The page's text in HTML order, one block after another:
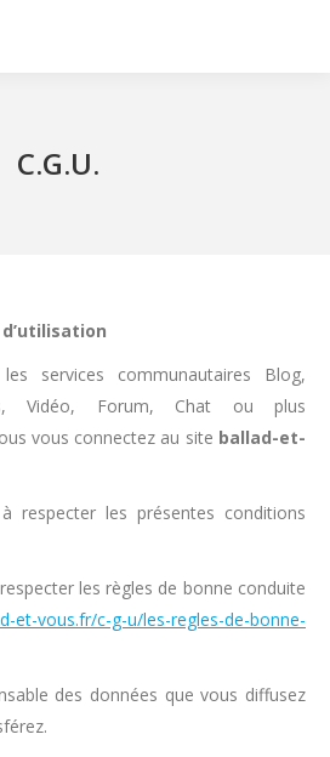
C.G.U.
services communautaires Blog,
Vidéo, Forum, Chat ou plus
vous connectez au site ballad-et-
respecter les présentes conditions
les règles de bonne conduite
et-vous.fr/c-g-u/les-regles-de-bonne-
des données que vous diffusez